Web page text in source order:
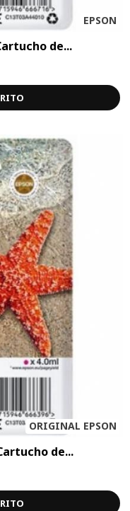
EPSON
de...
ORIGINAL EPSON
de...